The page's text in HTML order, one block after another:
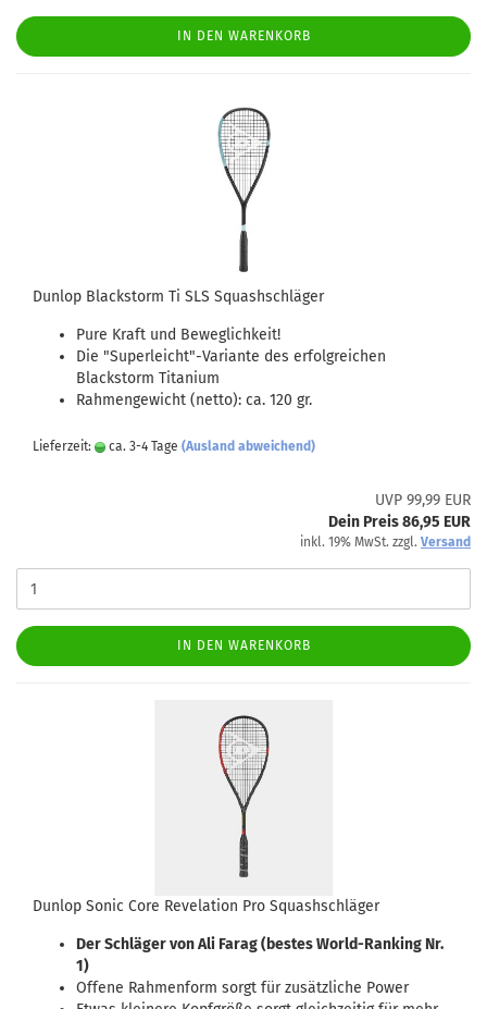
IN DEN WARENKORB
Dunlop Blackstorm Ti SLS Squashschläger
Pure Kraft und Beweglichkeit!
Die "Superleicht"-Variante des erfolgreichen
Blackstorm Titanium
Rahmengewicht (netto): ca. 120 gr.
Lieferzeit: ca. 3-4 Tage (Ausland abweichend)
UVP 99,99 EUR
Dein Preis 86,95 EUR
inkl. 19% MwSt. zzgl. Versand
IN DEN WARENKORB
Dunlop Sonic Core Revelation Pro Squashschläger
Der Schläger von Ali Farag (bestes World-Ranking Nr.
1)
Offene Rahmenform sorgt für zusätzliche Power